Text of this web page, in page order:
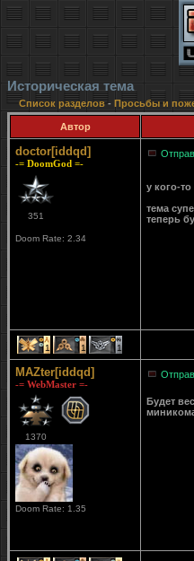
Историческая тема
Список разделов- Просьбы и
Автор
doctor[iddqd]
-= DoomGod =-
351
Doom Rate: 2.34
у кого-
тема
теперь
1 1 1
MAZter[iddqd]
-= WebMaster =-
1370
Doom Rate: 1.35
Будет